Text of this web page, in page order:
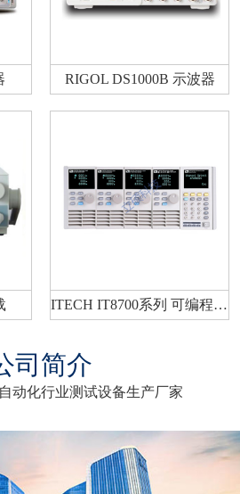
RIGOL DS1000B 示波器
ITECH IT8700系列 可编程电子负载
司简介
动化行业测试设备生产厂家